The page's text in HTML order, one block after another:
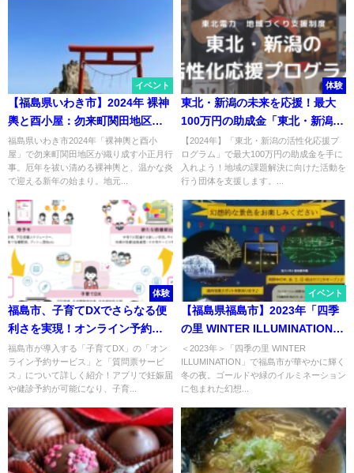
イベント
【福島県いわき市】2024年 裸神
輿と酉小屋：勿来町関田地区の
小正月行事の魅力
福島県いわき市2024年「裸神輿と酉小
屋」で勿来町関田地区が織り成す小正月行
事。厄年を祓い清める裸神輿と、温かな炎
で迎える新年の始まり。地元...
体験
東北・新潟の未来を応援！最大
100万円の助成金「東北・新潟の
活性化応援プログラム」
【2024年】「東北・新潟の活性化応援プ
ログラム」で最大100万円の助成金を手に
入れよう！地域の課題解決に向けた活動を
行う団体を支援します。...
体験
福島市、子育てDXでさらなる便
利さを実現！オンライン予約・
質問票サービスが5月から7月に
かけて順次スタート！
福島市が導入する「子育てDX」の「オン
ライン予約サービス」と「質問票サービ
ス」について詳しく紹介！アプリで妊娠届
や健診予約が可能になり、子育...
イベント
【福島県福島市】2023年「四季
の里 WINTER ILLUMINATION」
で福島市が幻想的に輝く光と雪
の空間に変身！カフェも楽しめ
る週末のお出かけスポット
＜2023年＞「四季の里 WINTER
ILLUMINATION」で福島市が華やかに輝く
冬の夜。ゴールドや緑のイルミネーション
に包まれた幻想...